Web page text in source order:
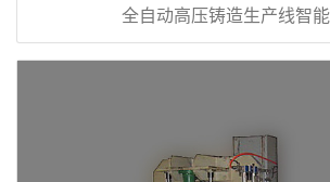
全自动高压铸造生产线智